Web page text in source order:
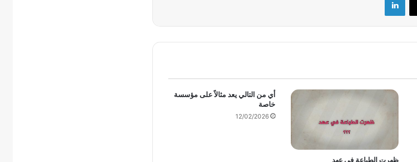
ظهرت الطباعة في عهد
أي من التالي يعد مثالاً على مؤسسة
خاصة
12/02/2026